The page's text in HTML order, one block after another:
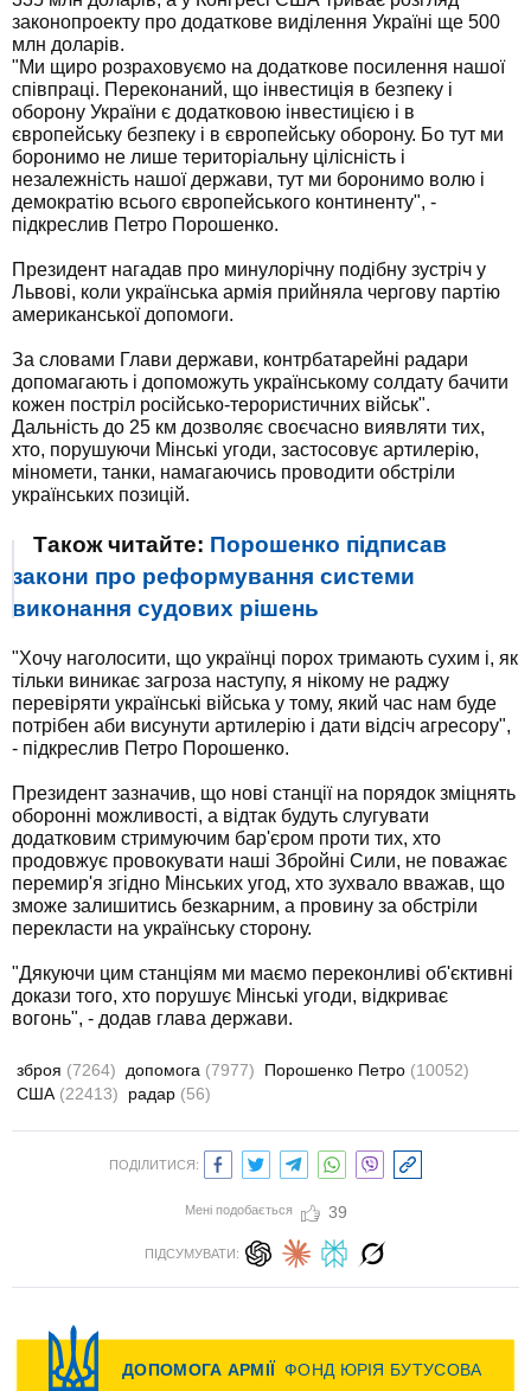
законопроекту про додаткове виділення Україні ще 500
млн доларів.
"Ми щиро розраховуємо на додаткове посилення нашої
співпраці. Переконаний, що інвестиція в безпеку і
оборону України є додатковою інвестицією і в
європейську безпеку і в європейську оборону. Бо тут ми
боронимо не лише територіальну цілісність і
незалежність нашої держави, тут ми боронимо волю і
демократію всього європейського континенту", -
підкреслив Петро Порошенко.
Президент нагадав про минулорічну подібну зустріч у
Львові, коли українська армія прийняла чергову партію
американської допомоги.
За словами Глави держави, контрбатарейні радари
допомагають і допоможуть українському солдату бачити
кожен постріл російсько-терористичних військ".
Дальність до 25 км дозволяє своєчасно виявляти тих,
хто, порушуючи Мінські угоди, застосовує артилерію,
міномети, танки, намагаючись проводити обстріли
українських позицій.
Також читайте: Порошенко підписав
закони про реформування системи
виконання судових рішень
"Хочу наголосити, що українці порох тримають сухим і, як
тільки виникає загроза наступу, я нікому не раджу
перевіряти українські війська у тому, який час нам буде
потрібен аби висунути артилерію і дати відсіч агресору",
- підкреслив Петро Порошенко.
Президент зазначив, що нові станції на порядок зміцнять
оборонні можливості, а відтак будуть слугувати
додатковим стримуючим бар'єром проти тих, хто
продовжує провокувати наші Збройні Сили, не поважає
перемир'я згідно Мінських угод, хто зухвало вважав, що
зможе залишитись безкарним, а провину за обстріли
перекласти на українську сторону.
"Дякуючи цим станціям ми маємо переконливі об'єктивні
докази того, хто порушує Мінські угоди, відкриває
вогонь", - додав глава держави.
зброя (7264) допомога (7977) Порошенко Петро (10052)
США (22413) радар (56)
ПОДІЛИТИСЯ:
Мені подобається 39
ПІДСУМУВАТИ: